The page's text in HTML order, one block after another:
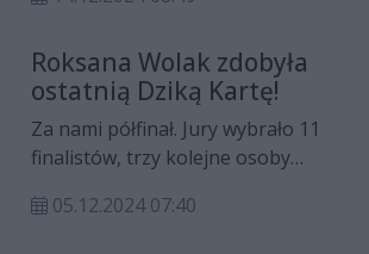
głosy na Nagrodę Publiczności.
Roksana Wolak zdobyła
ostatnią Dziką Kartę!
Za nami półfinał. Jury wybrało 11
finalistów, trzy kolejne osoby
dzięki Waszym głosom - wchodzi
05.12.2024 07:40